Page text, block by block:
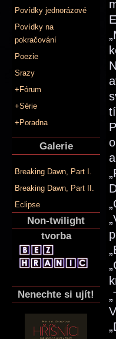
Povídky jednorázové
Povídky na
pokračování
Poezie
Srazy
+Fórum
+Série
+Poradna
Galerie
Breaking Dawn, Part I.
Breaking Dawn, Part II.
Eclipse
Non-twilight
tvorba
Nenechte si ujít!